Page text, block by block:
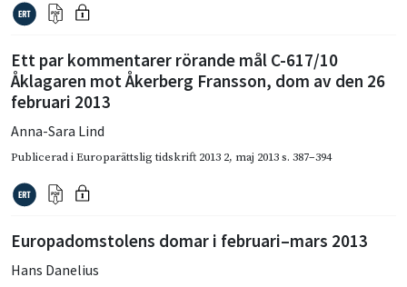
Ett par kommentarer rörande mål C-617/10
Åklagaren mot Åkerberg Fransson, dom av den 26
februari 2013
Anna-Sara Lind
Publicerad iEuroparättslig tidskrift 2013 2, maj 2013s. 387–394
Europadomstolens domar i februari–mars 2013
Hans Danelius